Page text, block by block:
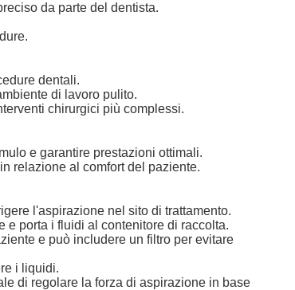
da parte del dentista.
dentali.
di lavoro pulito.
chirurgici più complessi.
e garantire prestazioni ottimali.
relazione al comfort del paziente.
l'aspirazione nel sito di trattamento.
porta i fluidi al contenitore di raccolta.
e può includere un filtro per evitare
i liquidi.
di regolare la forza di aspirazione in base